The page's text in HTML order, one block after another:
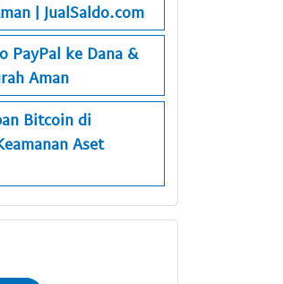
| JualSaldo.com
PayPal ke Dana &
Aman
Bitcoin di
Aset